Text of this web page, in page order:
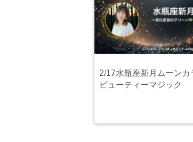
2/17水瓶座新月ムーンカ
ビューティーマジック